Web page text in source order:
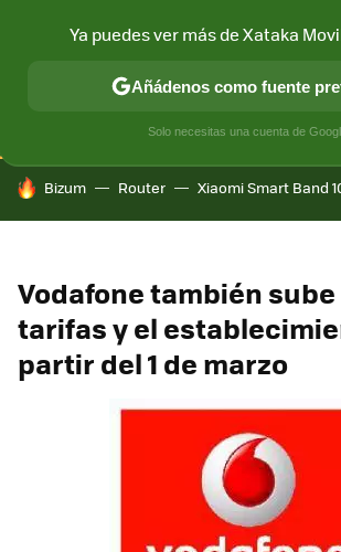
CONECTIVIDAD MÓVIL Y SOCIEDAD
HOY SE HABLA DE
Bizum Router Xiaomi Smart Band
Vodafone también
tarifas y el
partir del 1 de marzo
Ya puedes ver más de Xataka
Añádenos como fuente
Solo necesitas una cuenta de